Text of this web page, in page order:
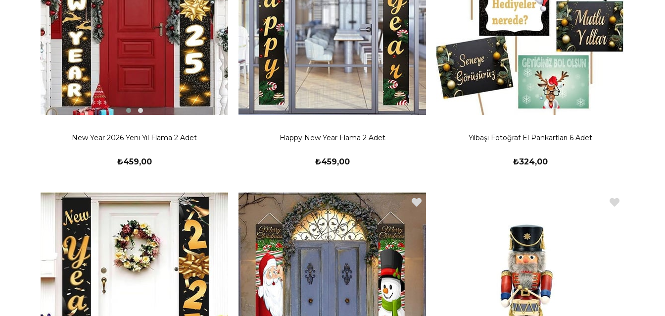
New Year 2026 Yeni Yıl Flama 2 Adet
₺459,00
Happy New Year Flama 2 Adet
₺459,00
Yılbaşı Fotoğraf El Pankartları 6 Adet
₺324,00